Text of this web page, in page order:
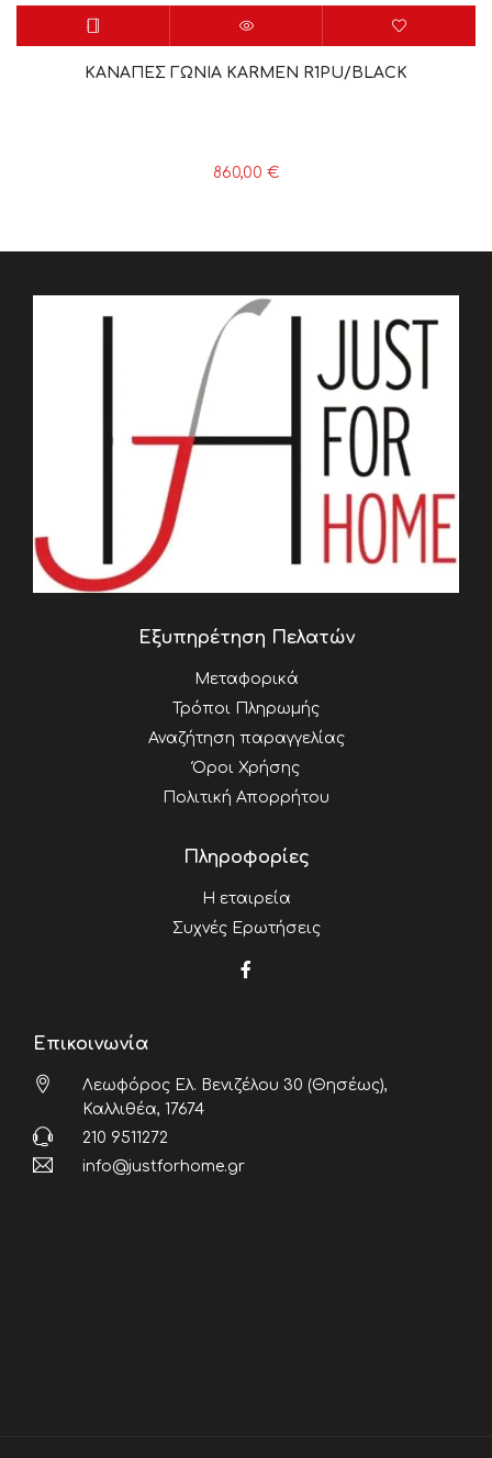
ΚΑΝΑΠΕΣ ΓΩΝΙΑ KARMEN R1PU/BLACK
860,00 €
Εξυπηρέτηση Πελατών
Μεταφορικά
Τρόποι Πληρωμής
Αναζήτηση παραγγελίας
Όροι Χρήσης
Πολιτική Απορρήτου
Πληροφορίες
Η εταιρεία
Συχνές Ερωτήσεις
Επικοινωνία
Λεωφόρος Ελ. Βενιζέλου 30 (Θησέως),
Καλλιθέα, 17674
210 9511272
info@justforhome.gr